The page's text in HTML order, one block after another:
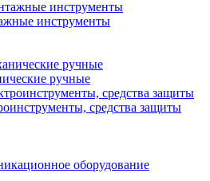
инструменты
ручные
средства защиты